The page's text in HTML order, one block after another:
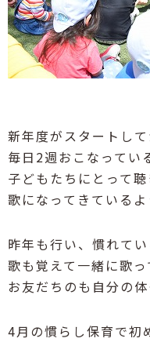
新年度がスタートして
毎日2週おこなってい
子どもたちにとって
歌になってきているよ
昨年も行い、慣れて
歌も覚えて一緒に歌
お友だちのも自分の体
4月の慣らし保育で初